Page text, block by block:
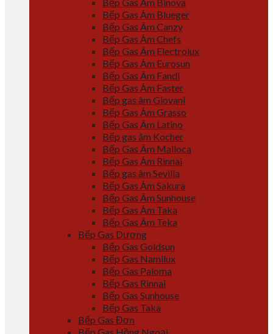
Bếp Gas Âm Blueger
Bếp Gas Âm Canzy
Bếp Gas Âm Chefs
Bếp Gas Âm Electrolux
Bếp Gas Âm Eurosun
Bếp Gas Âm Fandi
Bếp Gas Âm Faster
Bếp gas âm Giovani
Bếp Gas Âm Grasso
Bếp Gas Âm Latino
Bếp gas âm Kocher
Bếp Gas Âm Malloca
Bếp Gas Âm Rinnai
Bếp gas âm Sevilla
Bếp Gas Âm Sakura
Bếp Gas Âm Sunhouse
Bếp Gas Âm Taka
Bếp Gas Âm Teka
Bếp Gas Dương
Bếp Gas Goldsun
Bếp Gas Namilux
Bếp Gas Paloma
Bếp Gas Rinnai
Bếp Gas Sunhouse
Bếp Gas Taka
Bếp Gas Đơn